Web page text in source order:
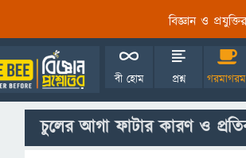
বিজ্ঞান ও
বী হোম প্রশ্ন
চুলের আগা ফাটার কারণ ও